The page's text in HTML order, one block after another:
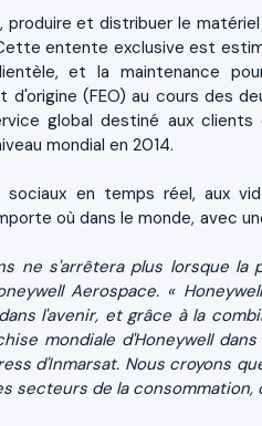
produire et distribuer le
entente exclusive est
et la maintenance
(FEO) au cours des
global destiné aux
mondial en 2014.
en temps réel, aux
où dans le monde, avec
ne s'arrêtera plus lorsque la
Aerospace. «
l'avenir, et grâce à la
mondiale d'Honeywell
d'Inmarsat. Nous croyons
de la